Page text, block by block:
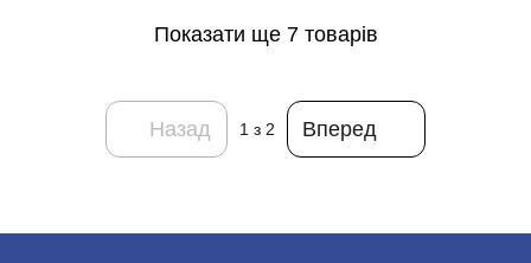
Показати ще 7 товарів
Назад 1 з 2 Вперед